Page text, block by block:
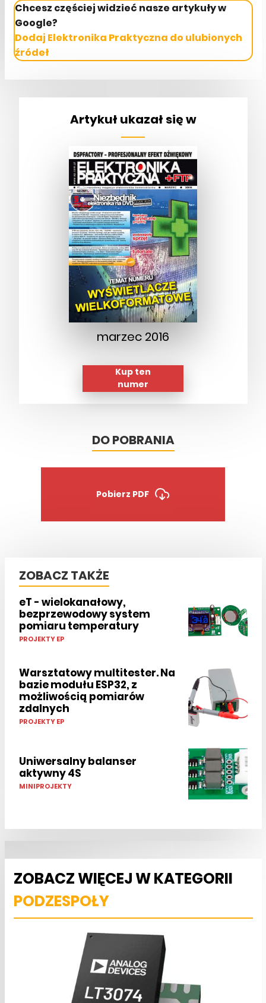
Chcesz częściej widzieć nasze artykuły w
Google?
Dodaj Elektronika Praktyczna do ulubionych
źródeł
Artykuł ukazał się w
marzec 2016
Kup ten
numer
DO POBRANIA
Pobierz PDF
ZOBACZ TAKŻE
eT - wielokanałowy,
bezprzewodowy system
pomiaru temperatury
PROJEKTY EP
Warsztatowy multitester. Na
bazie modułu ESP32, z
możliwością pomiarów
zdalnych
PROJEKTY EP
Uniwersalny balanser
aktywny 4S
MINIPROJEKTY
ZOBACZ WIĘCEJ W KATEGORII
PODZESPOŁY